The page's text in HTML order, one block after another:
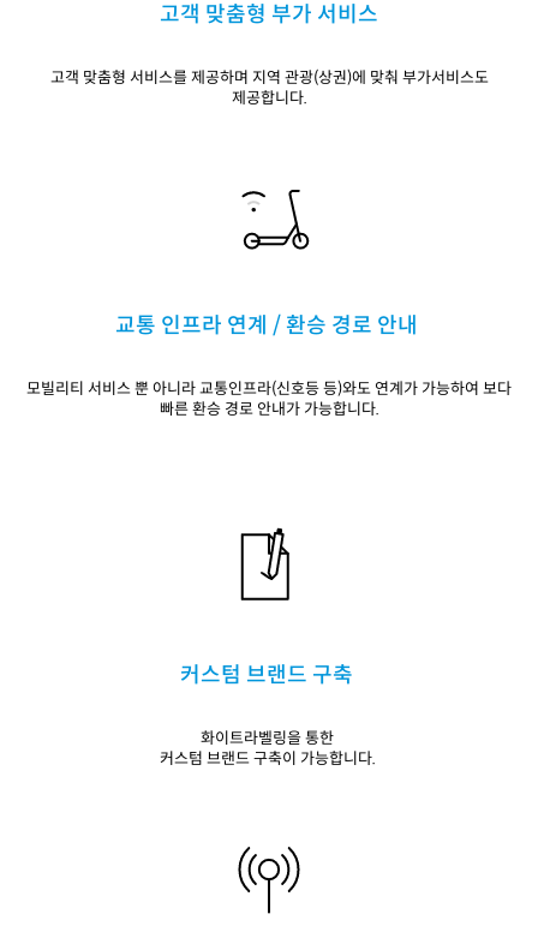
고객 맞춤형 부가 서비스
고객 맞춤형 서비스를 제공하며 지역 관광(상권)에 맞춰 부가서비스도
제공합니다.
교통 인프라 연계 / 환승 경로 안내
모빌리티 서비스 뿐 아니라교통인프라(신호등 등)와도 연계가 가능하여 보다
빠른 환승 경로 안내가 가능합니다.
커스텀 브랜드 구축
화이트라벨링을 통한
커스텀 브랜드 구축이 가능합니다.